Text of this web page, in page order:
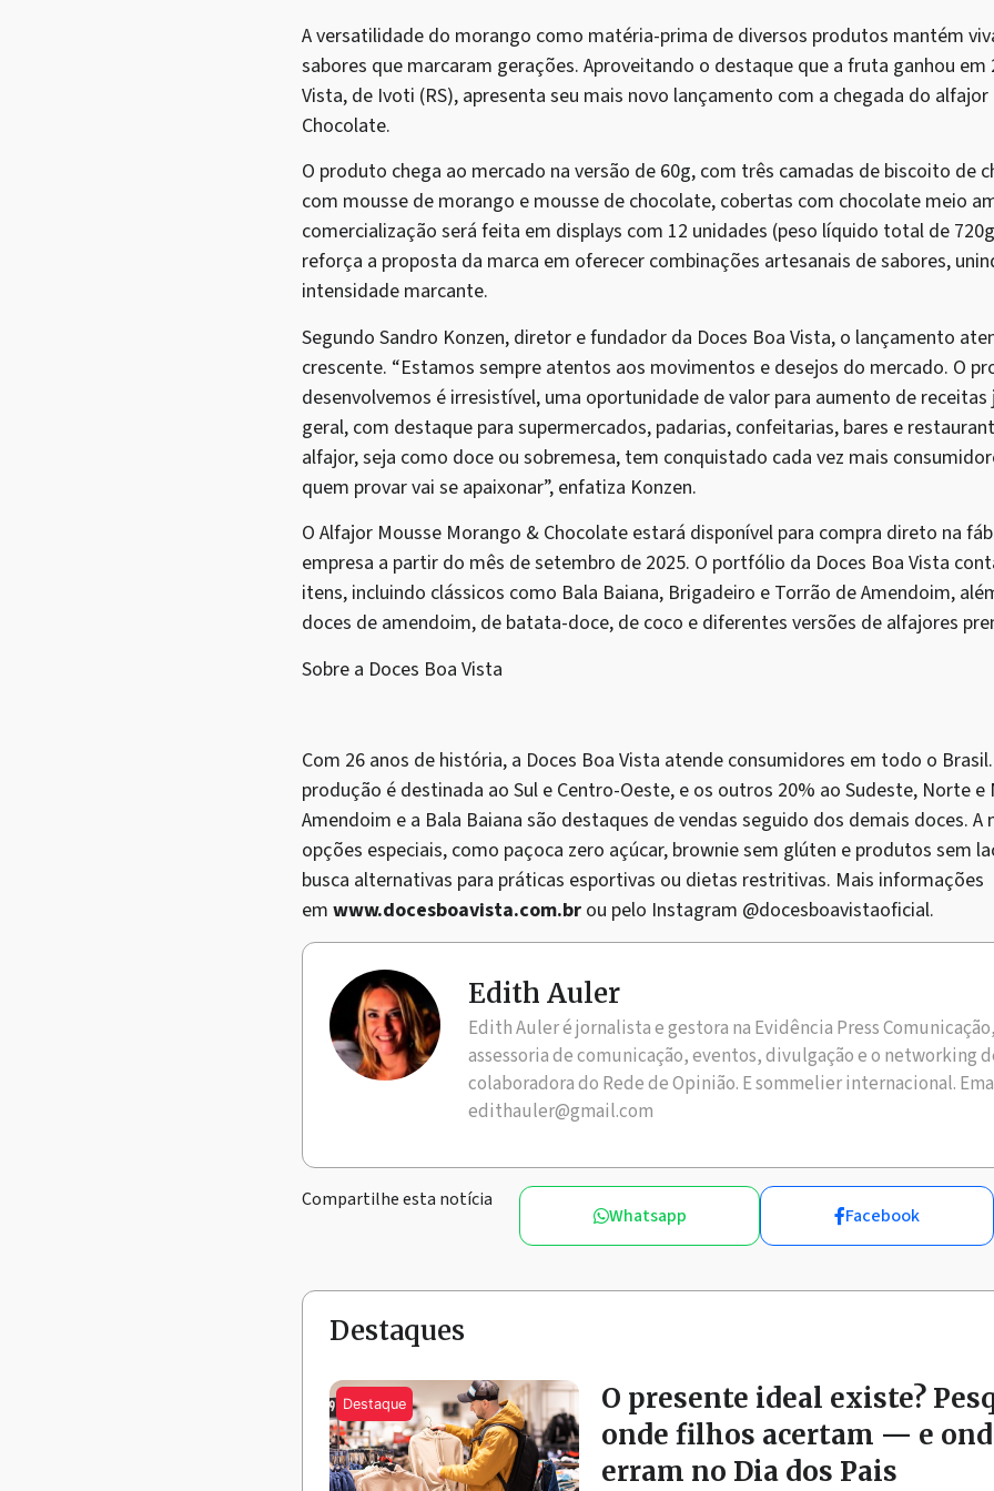
A versatilidade do morango como matéria-prima de diversos produtos mantém
sabores que marcaram gerações. Aproveitando o destaque que a fruta ganhou em
Vista, de Ivoti (RS), apresenta seu mais novo lançamento com a chegada do
Chocolate.
O produto chega ao mercado na versão de 60g, com três camadas de biscoito de
com mousse de morango e mousse de chocolate, cobertas com chocolate meio
comercialização será feita em displays com 12 unidades (peso líquido total de
reforça a proposta da marca em oferecer combinações artesanais de sabores,
intensidade marcante.
Segundo Sandro Konzen, diretor e fundador da Doces Boa Vista, o lançamento
crescente. “Estamos sempre atentos aos movimentos e desejos do mercado. O
desenvolvemos é irresistível, uma oportunidade de valor para aumento de
geral, com destaque para supermercados, padarias, confeitarias, bares e
alfajor, seja como doce ou sobremesa, tem conquistado cada vez mais
quem provar vai se apaixonar”, enfatiza Konzen.
O Alfajor Mousse Morango & Chocolate estará disponível para compra direto na
empresa a partir do mês de setembro de 2025. O portfólio da Doces Boa Vista
itens, incluindo clássicos como Bala Baiana, Brigadeiro e Torrão de Amendoim,
doces de amendoim, de batata-doce, de coco e diferentes versões de alfajores
Sobre a Doces Boa Vista
Com 26 anos de história, a Doces Boa Vista atende consumidores em todo o
produção é destinada ao Sul e Centro-Oeste, e os outros 20% ao Sudeste, Norte
Amendoim e a Bala Baiana são destaques de vendas seguido dos demais doces. A
opções especiais, como paçoca zero açúcar, brownie sem glúten e produtos sem
busca alternativas para práticas esportivas ou dietas restritivas. Mais informações
em www.docesboavista.com.br ou pelo Instagram @docesboavistaoficial.
Edith Auler
Edith Auler é jornalista e gestora na Evidência Press
assessoria de comunicação, eventos, divulgação e o networking
colaboradora do Rede de Opinião. E sommelier internacional.
edithauler@gmail.com
Compartilhe esta notícia
Whatsapp Facebook
Destaques
O presente ideal existe?
onde filhos acertam — e
erram no Dia dos Pais